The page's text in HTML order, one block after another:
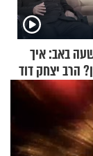
באב: איך
הרב יצחק דוד